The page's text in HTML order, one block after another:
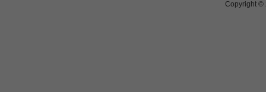
Copyright ©